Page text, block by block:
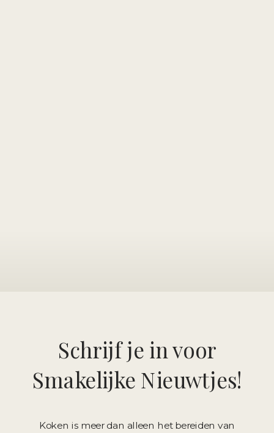
Koken is meer dan alleen het bereiden van
Schrijf je in voor
Smakelijke Nieuwtjes!